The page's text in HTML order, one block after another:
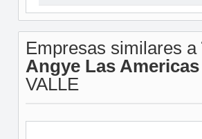
Empresas similares a
Angye Las Americas
VALLE